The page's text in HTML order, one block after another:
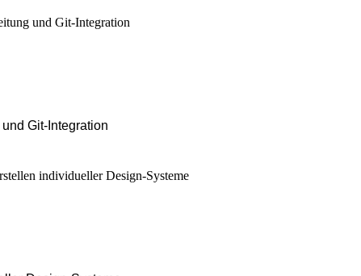
Git-Integration